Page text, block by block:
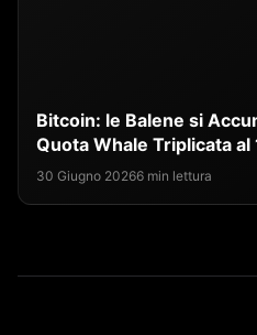
Bitcoin: le Balene si
Quota Whale Triplicata al
30 Giugno 20266 min lettura